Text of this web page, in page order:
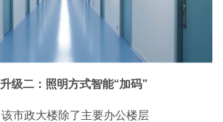
升级二：照明方式智能“加码”
该市政大楼除了主要办公楼层